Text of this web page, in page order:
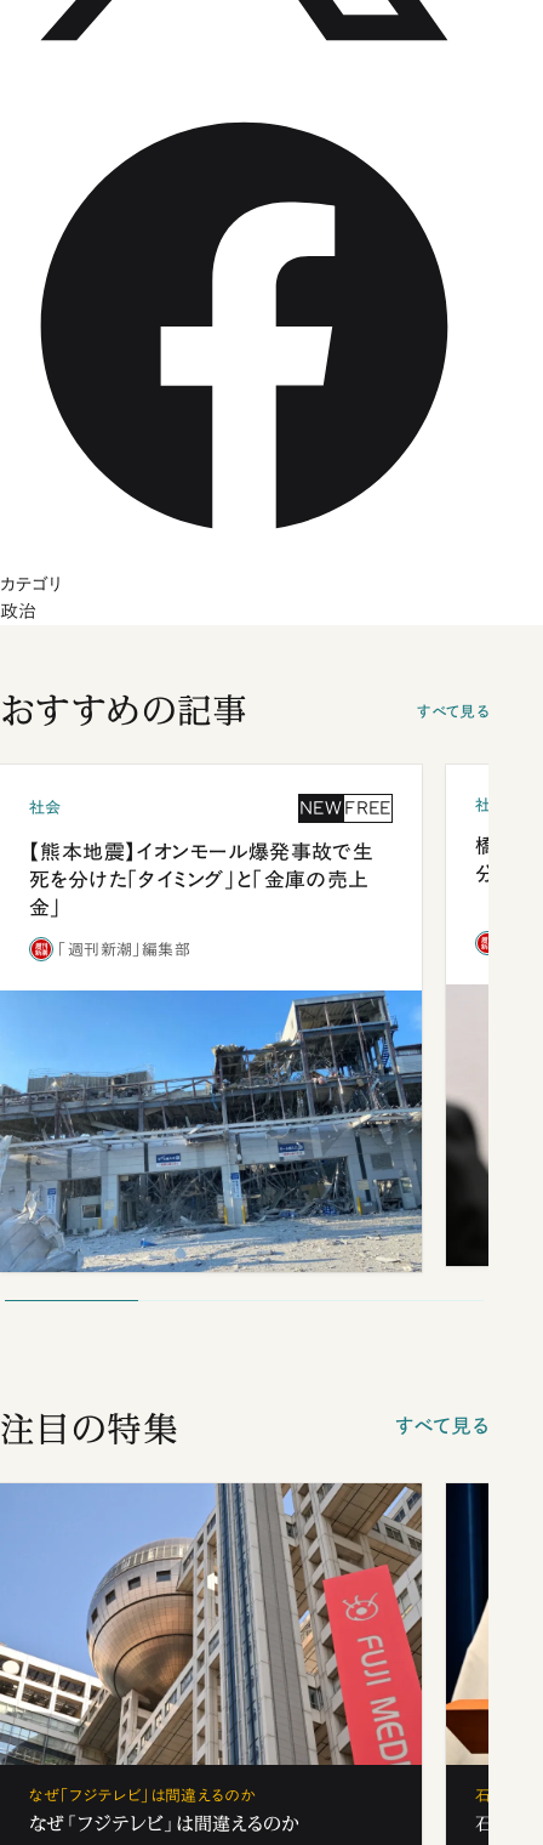
カテゴリ
政治
おすすめの記事 すべて見る
社会 NEW FREE
【熊本地震】イオンモール爆発事故で生
死を分けた「タイミング」と「金庫の売上
金」
「週刊新潮」編集部
社会
橋本愛
分 佐
注目の特集 すべて見る
なぜ「フジテレビ」は間違えるのか
なぜ「フジテレビ」は間違えるのか
石破茂、
石破茂